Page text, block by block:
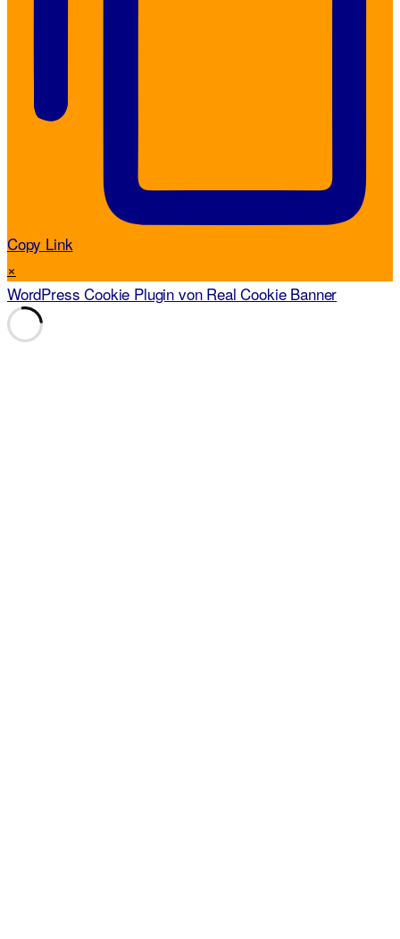
Copy Link
×
WordPress Cookie Plugin von Real Cookie Banner